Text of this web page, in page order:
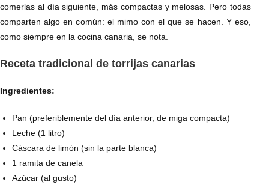
comerlas al día siguiente, más compactas y melosas. Pero todas
comparten algo en común: el mimo con el que se hacen. Y eso,
como siempre en la cocina canaria, se nota.
Receta tradicional de torrijas canarias
Ingredientes:
Pan (preferiblemente del día anterior, de miga compacta)
Leche (1 litro)
Cáscara de limón (sin la parte blanca)
1 ramita de canela
Azúcar (al gusto)